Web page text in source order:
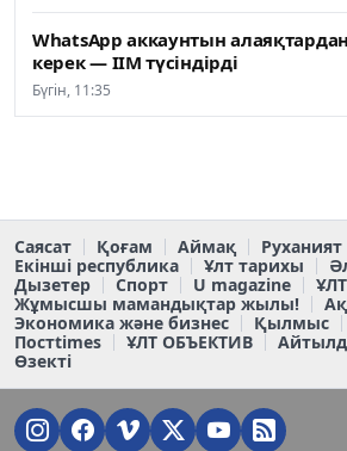
WhatsApp аккаунтын
керек — ІІМ түсіндірді
Бүгін, 11:35
Саясат Қоғам Аймақ Руханият
Екінші республика
Ұлт тарихы
Дызетер
Спорт U magazine
Жұмысшы мамандықтар жылы!
Экономика және бизнес
Қылмыс
Постtimes
ҰЛТ ОБЪЕКТИВ
Өзекті